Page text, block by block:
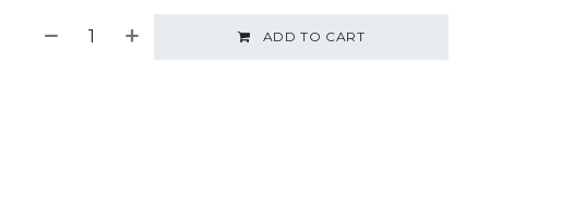
ADD TO CART